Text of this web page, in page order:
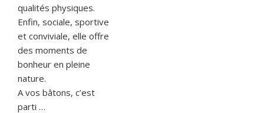
qualités physiques.
Enfin, sociale, sportive
et conviviale, elle offre
des moments de
bonheur en pleine
nature.
A vos bâtons, c’est
parti …